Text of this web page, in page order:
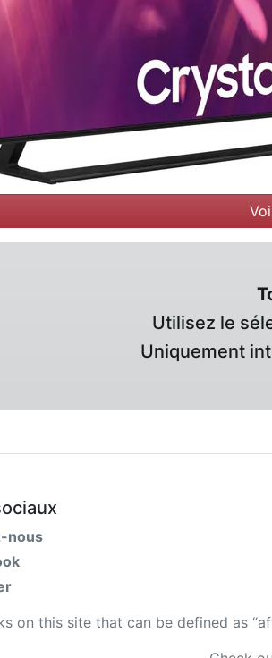
Utilisez le
Uniquement
nous
on this site that can be defined as